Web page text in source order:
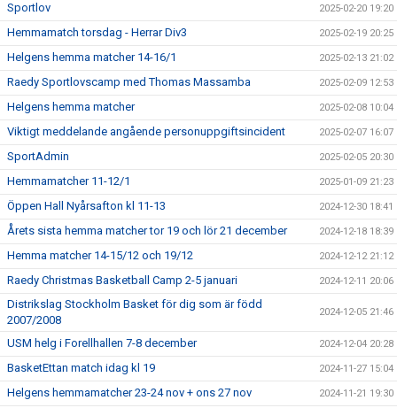
Sportlov 2025-02-20 19:20
Hemmamatch torsdag - Herrar Div3 2025-02-19 20:25
Helgens hemma matcher 14-16/1 2025-02-13 21:02
Raedy Sportlovscamp med Thomas Massamba 2025-02-09 12:53
Helgens hemma matcher 2025-02-08 10:04
Viktigt meddelande angående personuppgiftsincident 2025-02-07 16:07
SportAdmin 2025-02-05 20:30
Hemmamatcher 11-12/1 2025-01-09 21:23
Öppen Hall Nyårsafton kl 11-13 2024-12-30 18:41
Årets sista hemma matcher tor 19 och lör 21 december 2024-12-18 18:39
Hemma matcher 14-15/12 och 19/12 2024-12-12 21:12
Raedy Christmas Basketball Camp 2-5 januari 2024-12-11 20:06
Distrikslag Stockholm Basket för dig som är född
2007/2008
2024-12-05 21:46
USM helg i Forellhallen 7-8 december 2024-12-04 20:28
BasketEttan match idag kl 19 2024-11-27 15:04
Helgens hemmamatcher 23-24 nov + ons 27 nov 2024-11-21 19:30